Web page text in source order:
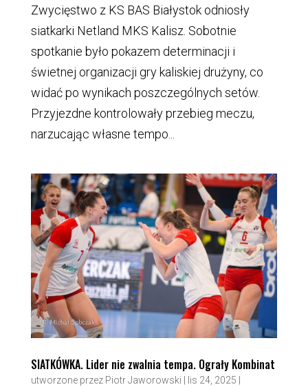
Zwycięstwo z KS BAS Białystok odniosły
siatkarki Netland MKS Kalisz. Sobotnie
spotkanie było pokazem determinacji i
świetnej organizacji gry kaliskiej drużyny, co
widać po wynikach poszczególnych setów.
Przyjezdne kontrolowały przebieg meczu,
narzucając własne tempo...
SIATKÓWKA. Lider nie zwalnia tempa. Ograły Kombinat
utworzone przez Piotr Jaworowski lis 24, 2025